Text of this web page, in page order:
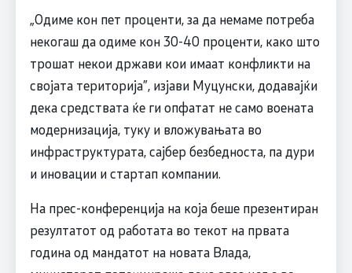
„Одиме кон пет проценти, за да немаме потреба
некогаш да одиме кон 30-40 проценти, како што
трошат некои држави кои имаат конфликти на
својата територија”, изјави Муцунски, додавајќи
дека средствата ќе ги опфатат не само воената
модернизација, туку и вложувањата во
инфраструктурата, сајбер безбедноста, па дури
и иновации и стартап компании.
На прес-конференција на која беше презентиран
резултатот од работата во текот на првата
година од мандатот на новата Влада,